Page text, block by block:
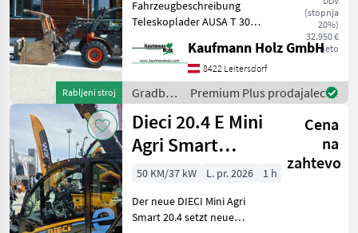
Rabljeni stroj
(stopnja
20%)
32.950 €
neto
Fahrzeugbeschreibung
Teleskoplader AUSA T 307
Stunden 3 Tonnen Hubkraft
7 Meter Hubhöhe 63 KW
Kubota Turbo Motor nur
Kaufmann Holz GmbH
8422 Leitersdorf
Gradbeni
stroji /
Ausa
Premium Plus prodajalec
Dieci 20.4 E Mini
Agri Smart
ELEKTRO
Teleskoplader
TOP
Cena
na
zahtevo
50 KM/37 kW L. pr. 2026
1 h
Der neue DIECI Mini Agri
Smart 20.4 setzt neue